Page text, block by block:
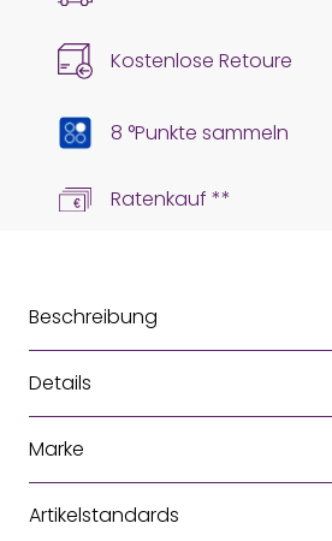
Kostenlose Retoure
8 °Punkte sammeln
Ratenkauf **
Beschreibung
Details
Marke
Artikelstandards